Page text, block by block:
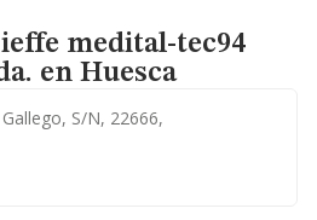
medital-tec94
en Huesca
S/n, 22666,